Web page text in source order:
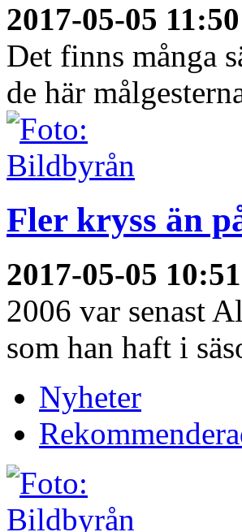
2017-05-05 11:50
Det finns många
de här
Fler kryss än
2017-05-05 10:51
2006 var senast
som han haft i
Nyheter